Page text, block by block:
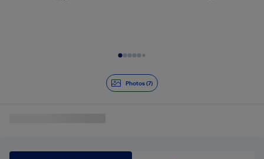
Photos (7)